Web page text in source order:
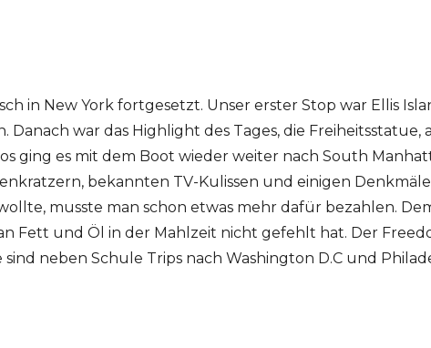
in New York fortgesetzt. Unser erster Stop war Ellis
war das Highlight des Tages, die Freiheitsstatue,
ging es mit dem Boot wieder weiter nach South
bekannten TV-Kulissen und einigen
musste man schon etwas mehr dafür bezahlen.
Fett und Öl in der Mahlzeit nicht gefehlt hat. Der
neben Schule Trips nach Washington D.C und